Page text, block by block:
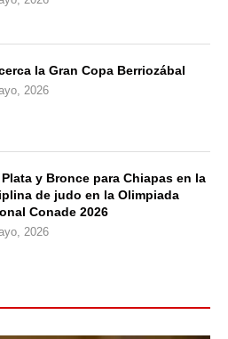
la Gran Copa Berriozábal
2026
y Bronce para Chiapas en la
de judo en la Olimpiada
Conade 2026
2026